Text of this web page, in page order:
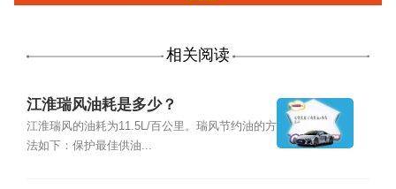
相关阅读
江淮瑞风油耗是多少？
江淮瑞风的油耗为11.5L/百公里。瑞风节约油的方
法如下：保护最佳供油...